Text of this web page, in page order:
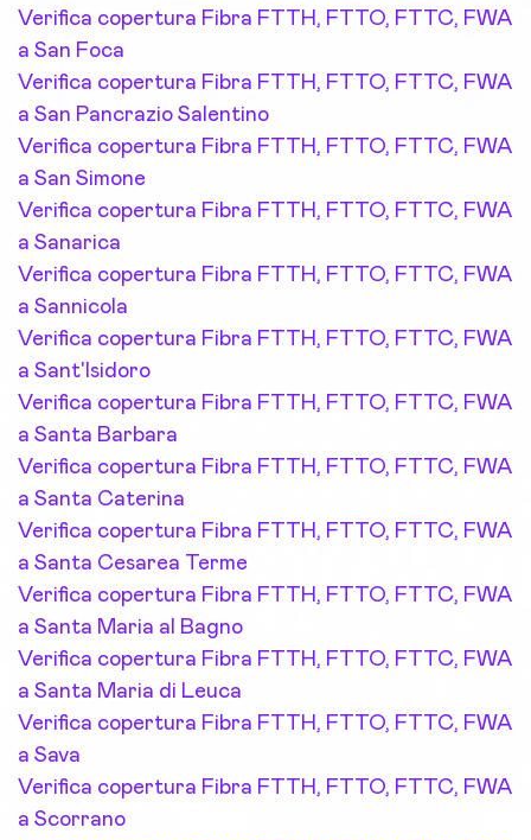
Verifica copertura Fibra FTTH, FTTO, FTTC, FWA
a San Foca
Verifica copertura Fibra FTTH, FTTO, FTTC, FWA
a San Pancrazio Salentino
Verifica copertura Fibra FTTH, FTTO, FTTC, FWA
a San Simone
Verifica copertura Fibra FTTH, FTTO, FTTC, FWA
a Sanarica
Verifica copertura Fibra FTTH, FTTO, FTTC, FWA
a Sannicola
Verifica copertura Fibra FTTH, FTTO, FTTC, FWA
a Sant'Isidoro
Verifica copertura Fibra FTTH, FTTO, FTTC, FWA
a Santa Barbara
Verifica copertura Fibra FTTH, FTTO, FTTC, FWA
a Santa Caterina
Verifica copertura Fibra FTTH, FTTO, FTTC, FWA
a Santa Cesarea Terme
Verifica copertura Fibra FTTH, FTTO, FTTC, FWA
a Santa Maria al Bagno
Verifica copertura Fibra FTTH, FTTO, FTTC, FWA
a Santa Maria di Leuca
Verifica copertura Fibra FTTH, FTTO, FTTC, FWA
a Sava
Verifica copertura Fibra FTTH, FTTO, FTTC, FWA
a Scorrano